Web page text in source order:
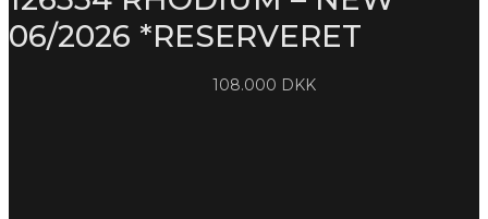
06/2026 *RESERVERET
108.000 DKK